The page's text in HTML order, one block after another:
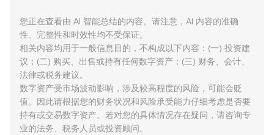
您正在查看由 AI 智能总结的内容。请注意，AI 内容的准确
性、完整性和时效性均不受保证。
相关内容均用于一般信息目的，不构成以下内容：(一) 投资建
议；(二) 购买、出售或持有任何数字资产；(三) 财务、会计、
法律或税务建议。
数字资产受市场波动影响，涉及较高程度的风险，可能会贬
值。因此请根据您的财务状况和风险承受能力仔细考虑是否要
持有或交易数字资产。若对您的具体情况存在疑问，请咨询专
业的法务、税务人员或投资顾问。